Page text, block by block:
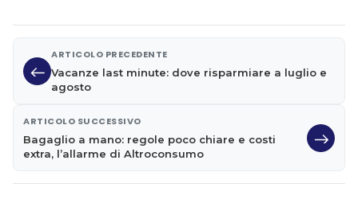
ARTICOLO PRECEDENTE
Vacanze last minute: dove risparmiare a luglio e
agosto
ARTICOLO SUCCESSIVO
Bagaglio a mano: regole poco chiare e costi
extra, l’allarme di Altroconsumo